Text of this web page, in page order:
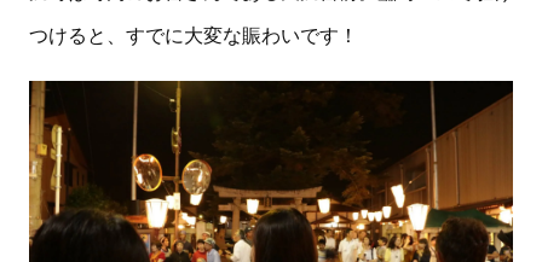
つけると、すでに大変な賑わいです！